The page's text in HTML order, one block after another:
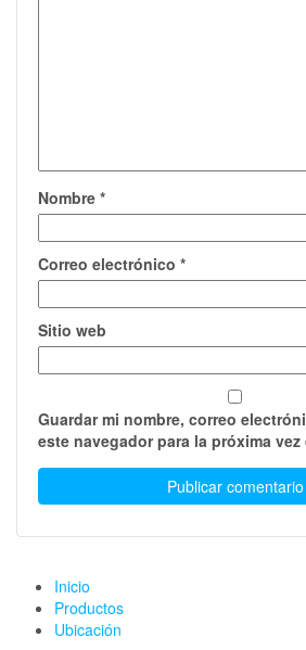
Nombre *
Correo electrónico *
Sitio web
Guardar mi nombre, correo
este navegador para la próxima
Inicio
Productos
Ubicación